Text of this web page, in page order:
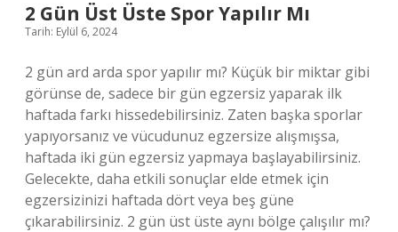
2 Gün Üst Üste Spor Yapılır Mı
Tarih: Eylül 6, 2024
2 gün ard arda spor yapılır mı? Küçük bir miktar gibi
görünse de, sadece bir gün egzersiz yaparak ilk
haftada farkı hissedebilirsiniz. Zaten başka sporlar
yapıyorsanız ve vücudunuz egzersize alışmışsa,
haftada iki gün egzersiz yapmaya başlayabilirsiniz.
Gelecekte, daha etkili sonuçlar elde etmek için
egzersizinizi haftada dört veya beş güne
çıkarabilirsiniz. 2 gün üst üste aynı bölge çalışılır mı?